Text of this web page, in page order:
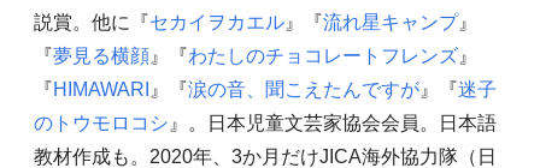
説賞。他に『セカイヲカエル』『流れ星キャンプ』
『夢見る横顔』『わたしのチョコレートフレンズ』
『HIMAWARI 』『涙の音、聞こえたんですが』『迷子
のトウモロコシ 』。日本児童文芸家協会会員。日本語
教材作成も。2020年、3か月だけJICA海外協力隊（日